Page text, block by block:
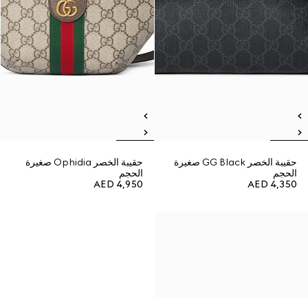
حقيبة الخصر GG Black صغيرة
الحجم
AED 4,350
حقيبة الخصر Ophidia صغيرة
الحجم
AED 4,950